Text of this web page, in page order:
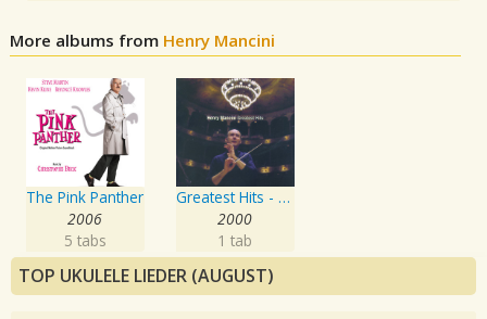
More albums from Henry Mancini
The Pink Panther
2006
5 tabs
Greatest Hits - The Best of Henry Mancini
2000
1 tab
TOP UKULELE LIEDER (AUGUST)